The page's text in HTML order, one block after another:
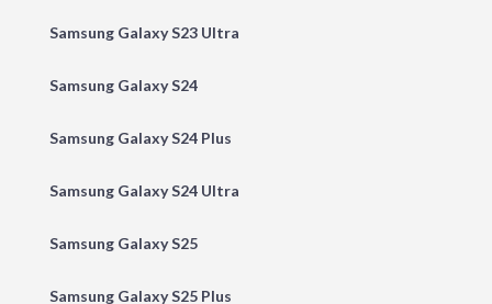
Samsung Galaxy S23 Ultra
Samsung Galaxy S24
Samsung Galaxy S24 Plus
Samsung Galaxy S24 Ultra
Samsung Galaxy S25
Samsung Galaxy S25 Plus